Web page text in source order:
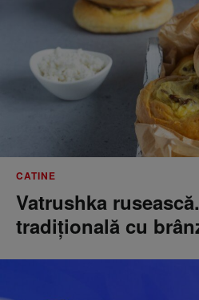
CATINE
Vatrushka
tradițională cu